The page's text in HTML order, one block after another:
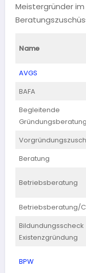
Meistergründer
Name
AVGS
BAFA
Begleitende
Gründungsberatung
Beratung
Betriebsberatung
Betriebsberatung/
Bildundungsscheck
Existenzgründung
BPW